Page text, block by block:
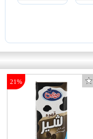
21%